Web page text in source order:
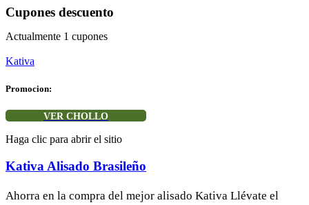
Cupones descuento
Actualmente 1 cupones
Kativa
Promocion:
VER CHOLLO
Haga clic para abrir el sitio
Kativa Alisado Brasileño
Ahorra en la compra del mejor alisado Kativa Llévate el